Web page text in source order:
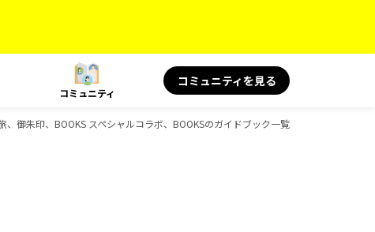
コミュニティ
コミュニティを見る
御朱印、BOOKS スペシャルコラボ、BOOKSのガイドブック一覧